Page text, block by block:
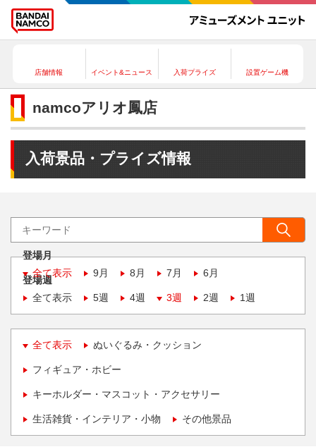
店舗情報 イベント&ニュース 入荷プライズ 設置ゲーム機
namcoアリオ鳳店
入荷景品・プライズ情報
登場月
全て表示
9月 8月 7月 6月
登場週
全て表示
5週 4週 3週 2週 1週
全て表示 ぬいぐるみ・クッション
フィギュア・ホビー
キーホルダー・マスコット・アクセサリー
生活雑貨・インテリア・小物 その他景品